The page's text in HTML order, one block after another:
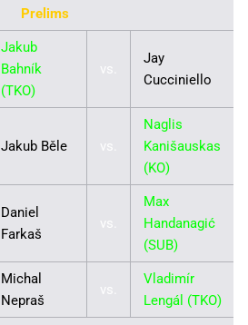
Prelims
Jakub
Bahník
(TKO)
vs.
Jay
Cucciniello
Jakub Běle vs.
Naglis
Kanišauskas
(KO)
Daniel
Farkaš
vs.
Max
Handanagić
(SUB)
Michal
Nepraš
vs.
Vladimír
Lengál (TKO)